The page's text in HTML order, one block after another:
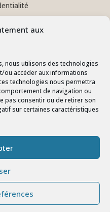
aux
nous utilisons des technologies
ou accéder aux informations
technologies nous permettra
de navigation ou
pas consentir ou de retirer son
sur certaines caractéristiques
Ferrandin,
droits réservés.
FROG